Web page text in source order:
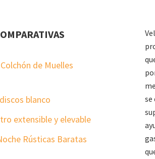
de Muelles
blanco
extensible y elevable
Rústicas Baratas
se